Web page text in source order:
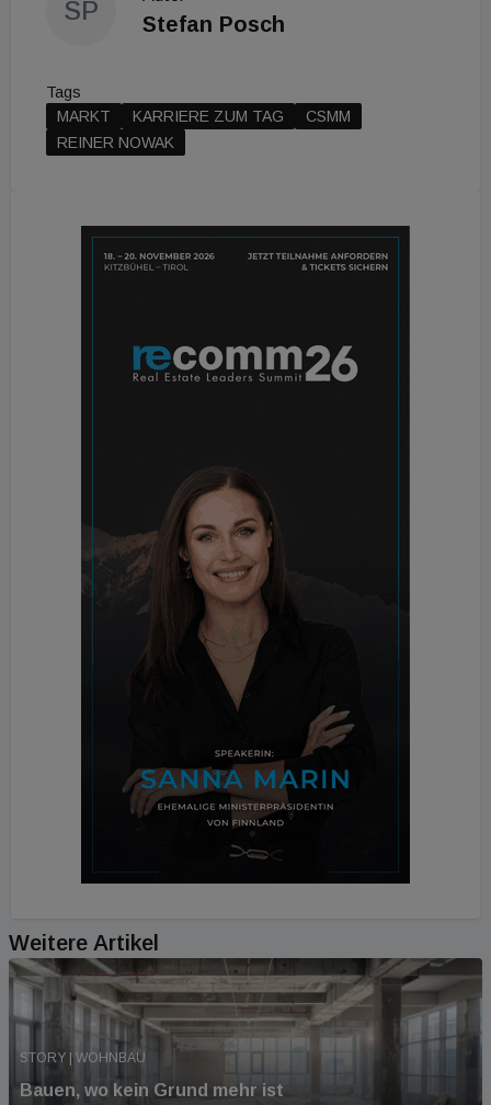
SP Stefan Posch
Tags
MARKT
KARRIERE ZUM TAG
CSMM
REINER NOWAK
Weitere Artikel
STORY | WOHNBAU
Bauen, wo kein Grund mehr ist